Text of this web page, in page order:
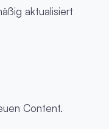
aktualisiert
Content.